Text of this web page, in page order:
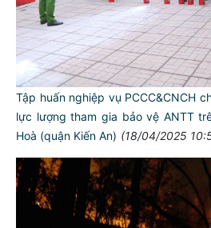
Tập huấn nghiệp vụ PCCC&CNCH
lực lượng tham gia bảo vệ ANTT
Hoà (quận Kiến An) (18/04/2025